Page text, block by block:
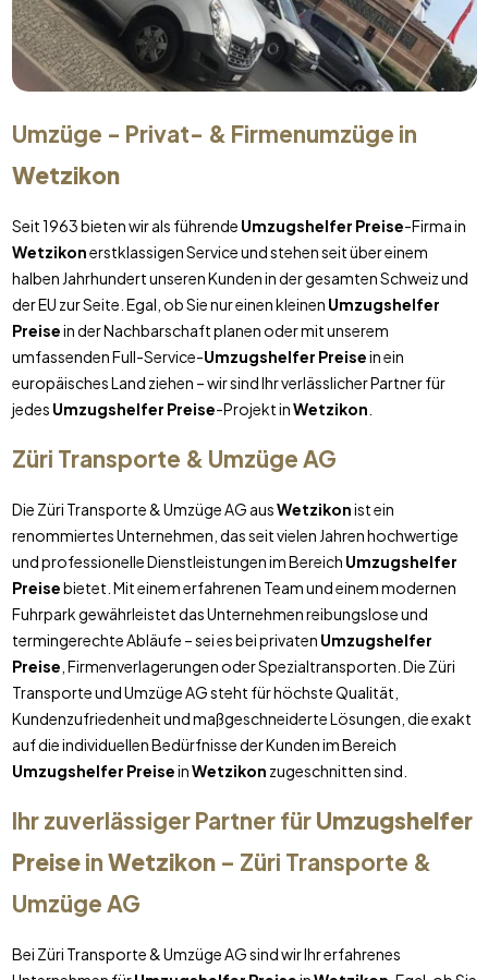
Umzüge - Privat- & Firmenumzüge in
Wetzikon
Seit 1963 bieten wir als führende Umzugshelfer Preise-Firma in
Wetzikonerstklassigen Service und stehen seit über einem
halben Jahrhundert unseren Kunden in der gesamten Schweiz und
der EU zur Seite. Egal, ob Sie nur einen kleinen Umzugshelfer
Preisein der Nachbarschaft planen oder mit unserem
umfassenden Full-Service-Umzugshelfer Preisein ein
europäisches Land ziehen – wir sind Ihr verlässlicher Partner für
jedes Umzugshelfer Preise-Projekt inWetzikon
Züri Transporte & Umzüge AG
Die Züri Transporte & Umzüge AG ausWetzikonist ein
renommiertes Unternehmen, das seit vielen Jahren hochwertige
und professionelle Dienstleistungen im Bereich Umzugshelfer
Preisebietet. Mit einem erfahrenen Team und einem modernen
Fuhrpark gewährleistet das Unternehmen reibungslose und
termingerechte Abläufe – sei es bei privaten Umzugshelfer
Preise , Firmenverlagerungen oder Spezialtransporten. Die Züri
Transporte und Umzüge AG steht für höchste Qualität,
Kundenzufriedenheit und maßgeschneiderte Lösungen, die exakt
auf die individuellen Bedürfnisse der Kunden im Bereich
Umzugshelfer PreiseinWetzikon zugeschnitten sind.
Ihr zuverlässiger Partner fürUmzugshelfer
PreiseinWetzikon– Züri Transporte &
Umzüge AG
Bei Züri Transporte & Umzüge AG sind wir Ihr erfahrenes